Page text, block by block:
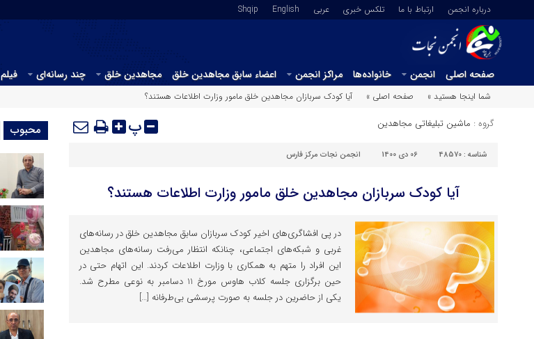
درباره انجمن ارتباط با ما تلکس خبری عربي English
Shqip
صفحه اصلی انجمن خانواده‌ها مراکز انجمن اعضاء سابق مجاهدین خلق مجاهدین خلق چند رسانه‌ای فیلم
شما اینجا هستید »
صفحه اصلی » آیا کودک سربازان مجاهدین خلق مامور وزارت اطلاعات هستند؟
گروه : ماشین تبلیغاتی مجاهدین پ
شناسه : 48570 06 دی 1400 انجمن نجات مرکز فارس
آیا کودک سربازان مجاهدین خلق مامور وزارت اطلاعات هستند؟
در پی افشاگری‌های اخیر کودک سربازان سابق مجاهدین خلق در رسانه‌های
غربی و شبکه‌های اجتماعی، چنانکه انتظار می‌رفت رسانه‌های مجاهدین
این افراد را متهم به همکاری با وزارت اطلاعات کردند. این اتهام حتی در
حین برگزاری جلسه کلاب هاوس مورخ 11 دسامبر به نوعی مطرح شد.
یکی از حاضرین در جلسه به صورت پرسشی بی‌طرفانه […]
محبوب